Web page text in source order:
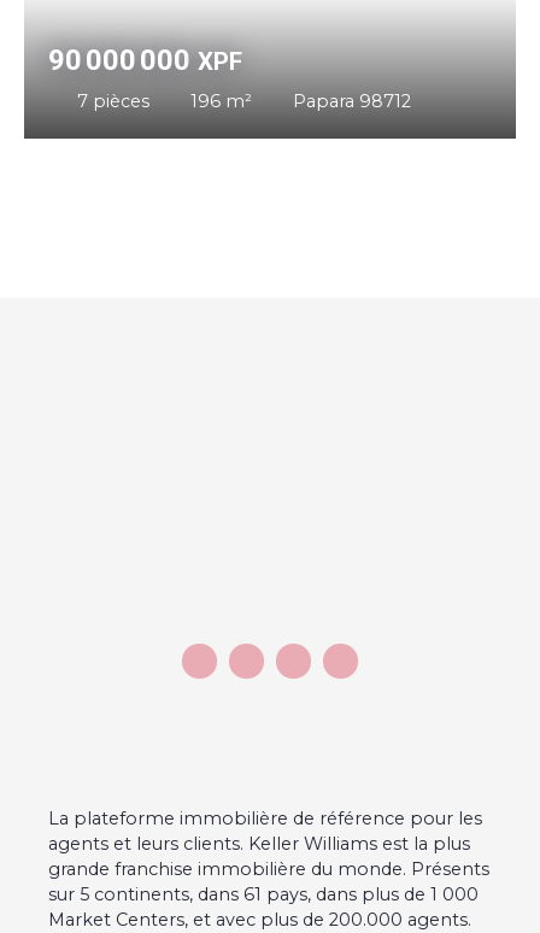
90 000 000XPF
7 pièces 196 m² Papara 98712
La plateforme immobilière de référence pour les
agents et leurs clients. Keller Williams est la plus
grande franchise immobilière du monde. Présents
sur 5 continents, dans 61 pays, dans plus de 1 000
Market Centers, et avec plus de 200.000 agents.